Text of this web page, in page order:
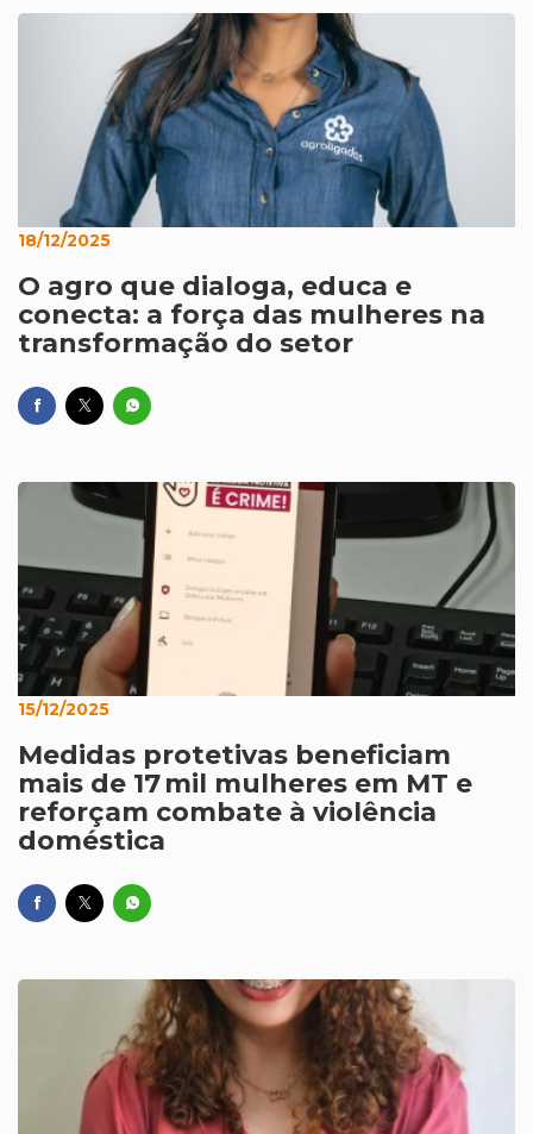
18/12/2025
O agro que dialoga, educa e
conecta: a força das mulheres na
transformação do setor
15/12/2025
Medidas protetivas beneficiam
mais de 17 mil mulheres em MT e
reforçam combate à violência
doméstica